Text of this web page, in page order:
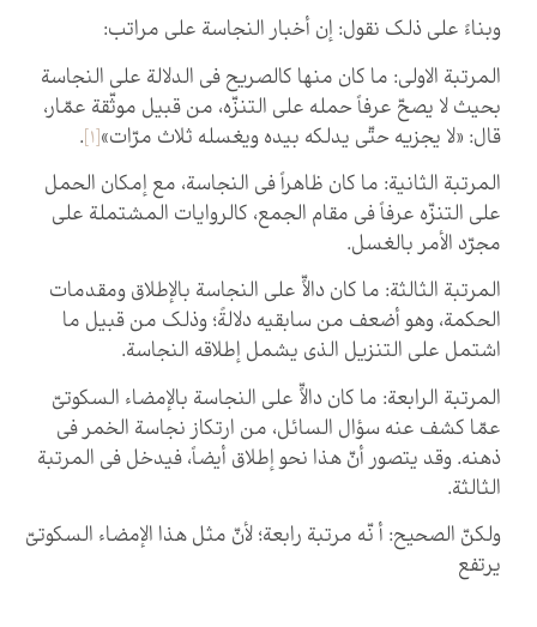
وبناءً على ذلك نقول: إن أخبار النجاسة على مراتب:
المرتبة الاولى: ما كان منها كالصريح في الدلالة على النجاسة
بحيث لا يصحّ عرفاً حمله على التنزّه، من قبيل موثّقة عمّار،
قال: «لا يجزيه حتّى يدلكه بيده ويغسله ثلاث مرّات»[1]
.
المرتبة الثانية: ما كان ظاهراً في النجاسة، مع إمكان الحمل
على التنزّه عرفاً في مقام الجمع، كالروايات المشتملة على
مجرّد الأمر بالغسل.
المرتبة الثالثة: ما كان دالّاً على النجاسة بالإطلاق ومقدمات
الحكمة، وهو أضعف من سابقيه دلالةً؛ وذلك من قبيل ما
اشتمل على التنزيل الذي يشمل إطلاقه النجاسة.
المرتبة الرابعة: ما كان دالّاً على النجاسة بالإمضاء السكوتيّ
عمّا كشف عنه سؤال السائل، من ارتكاز نجاسة الخمر في
ذهنه. وقد يتصور أنّ هذا نحو إطلاق أيضاً، فيدخل في المرتبة
الثالثة.
ولكنّ الصحيح: أ نّه مرتبة رابعة؛ لأنّ مثل هذا الإمضاء السكوتيّ
يرتفع‏